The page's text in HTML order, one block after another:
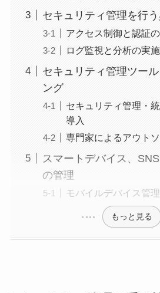
セキュリティ管理を行
アクセス制御と認証
ログ監視と分析の実施
セキュリティ管理ツー
ング
セキュリティ管理・
導入
専門家によるアウト
スマートデバイス、
の管理
モバイルデバイス管
もっと見る